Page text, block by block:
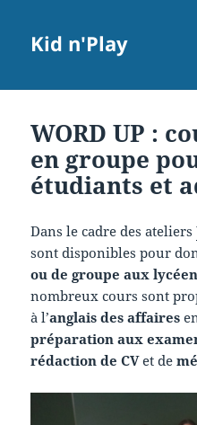
Kid n'Play
WORD UP :
en groupe
étudiants et
Dans le cadre des ateliers
sont disponibles pour
ou de groupe aux
nombreux cours sont
à l’anglais des affaires
préparation aux
rédaction de CVet de